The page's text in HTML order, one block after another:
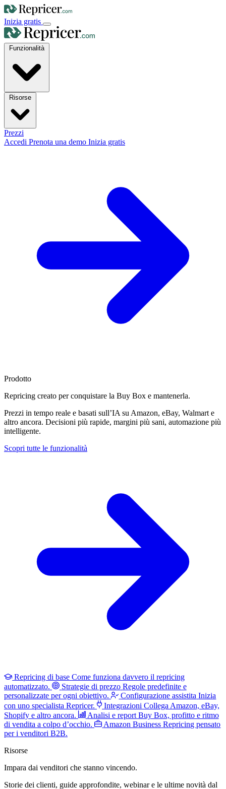
Inizia gratis
Funzionalità
Prezzi
Accedi Prenota una demo Inizia gratis
Prodotto
Repricing creato perconquistare la Buy Box e mantenerla.
Prezzi in tempo reale e basati sull’IA su Amazon, eBay, Walmart e
altro ancora. Decisioni più rapide, margini più sani, automazione più
intelligente.
Scopri tutte le funzionalità
Repricing di base Come funziona davvero il repricing
automatizzato.
Strategie di prezzo Regole predefinite e
personalizzate per ogni obiettivo.
Configurazione assistita Inizia
con uno specialista Repricer.
Integrazioni Collega Amazon, eBay,
Shopify e altro ancora.
Analisi e report Buy Box, profitto e ritmo
di vendita a colpo d’occhio.
Amazon Business Repricing pensato
per i venditori B2B.
Risorse
Impara dai venditori che stanno vincendo.
Storie dei clienti, guide approfondite, webinar e le ultime novità dal